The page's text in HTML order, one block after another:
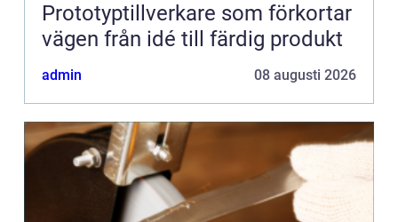
Prototyptillverkare som förkortar
vägen från idé till färdig produkt
admin 08 augusti 2026